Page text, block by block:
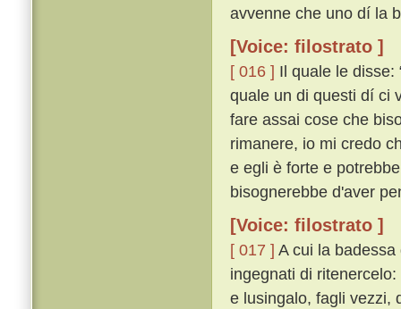
avvenne che uno dí la
[Voice: filostrato ]
[ 016 ] Il quale le disse:
quale un di questi dí ci
fare assai cose che
rimanere, io mi credo
e egli è forte e
bisognerebbe d'aver
[Voice: filostrato ]
[ 017 ] A cui la
ingegnati di
e lusingalo, fagli vezzi,